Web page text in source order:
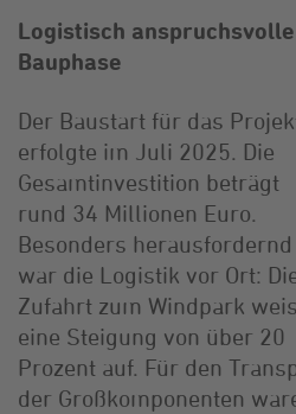
Logistisch anspruchsvolle
Bauphase
Der Baustart für das
erfolgte im Juli 2025. Die
Gesamtinvestition beträgt
rund 34 Millionen Euro.
Besonders herausfordernd
war die Logistik vor Ort:
Zufahrt zum Windpark
eine Steigung von über 20
Prozent auf. Für den
der Großkomponenten